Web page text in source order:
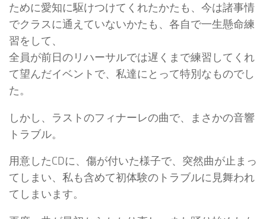
ために愛知に駆けつけてくれたかたも、今は諸事情
でクラスに通えていないかたも、各自で一生懸命練
習をして、
全員が前日のリハーサルでは遅くまで練習してくれ
て望んだイベントで、私達にとって特別なものでし
た。
しかし、ラストのフィナーレの曲で、まさかの音響
トラブル。
用意したCDに、傷が付いた様子で、突然曲が止まっ
てしまい、私も含めて初体験のトラブルに見舞われ
てしまいます。